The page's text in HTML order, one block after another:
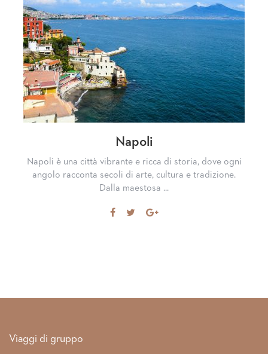
Napoli
Napoli è una città vibrante e ricca di storia, dove ogni
angolo racconta secoli di arte, cultura e tradizione.
Dalla maestosa ...
ShareTweetShare
Link rapidi
Viaggi di gruppo